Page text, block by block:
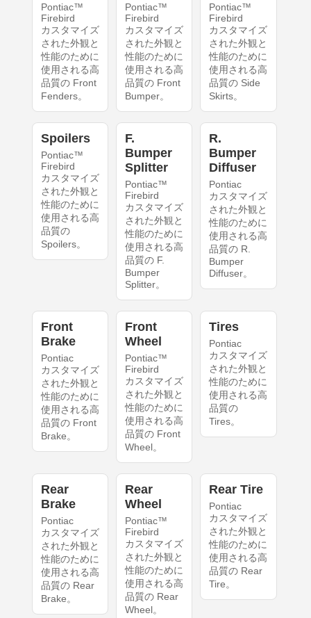
Pontiac™
Firebird
カスタマイズ
された外観と
性能のために
使用される高
品質の Front
Fenders。
Pontiac™
Firebird
カスタマイズ
された外観と
性能のために
使用される高
品質の Front
Bumper。
Pontiac™
Firebird
カスタマイズ
された外観と
性能のために
使用される高
品質の Side
Skirts。
Spoilers
Pontiac™
Firebird
カスタマイズ
された外観と
性能のために
使用される高
品質の
Spoilers。
F.
Bumper
Splitter
Pontiac™
Firebird
カスタマイズ
された外観と
性能のために
使用される高
品質の F.
Bumper
Splitter。
R.
Bumper
Diffuser
Pontiac
カスタマイズ
された外観と
性能のために
使用される高
品質の R.
Bumper
Diffuser。
Front
Brake
Pontiac
カスタマイズ
された外観と
性能のために
使用される高
品質の Front
Brake。
Front
Wheel
Pontiac™
Firebird
カスタマイズ
された外観と
性能のために
使用される高
品質の Front
Wheel。
Tires
Pontiac
カスタマイズ
された外観と
性能のために
使用される高
品質の
Tires。
Rear
Brake
Pontiac
カスタマイズ
された外観と
性能のために
使用される高
品質の Rear
Brake。
Rear
Wheel
Pontiac™
Firebird
カスタマイズ
された外観と
性能のために
使用される高
品質の Rear
Wheel。
Rear Tire
Pontiac
カスタマイズ
された外観と
性能のために
使用される高
品質の Rear
Tire。